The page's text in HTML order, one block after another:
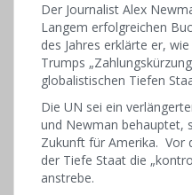
Der Journalist Alex
Langem erfolgreichen
des Jahres erklärte er,
Trumps
globalistischen Tiefen
Die UN sei ein
und Newman behauptet,
Zukunft für Amerika. Vor
der Tiefe Staat die
anstrebe.